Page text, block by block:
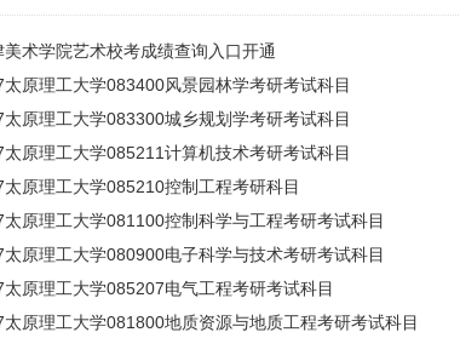
美术学院艺术校考成绩查询入口开通
太原理工大学083400风景园林学考研考试科目
太原理工大学083300城乡规划学考研考试科目
太原理工大学085211计算机技术考研考试科目
太原理工大学085210控制工程考研科目
太原理工大学081100控制科学与工程考研考试科目
太原理工大学080900电子科学与技术考研考试科目
太原理工大学085207电气工程考研考试科目
太原理工大学081800地质资源与地质工程考研考试科目